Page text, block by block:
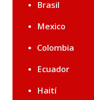
Brasil
Mexico
Colombia
Ecuador
Haití